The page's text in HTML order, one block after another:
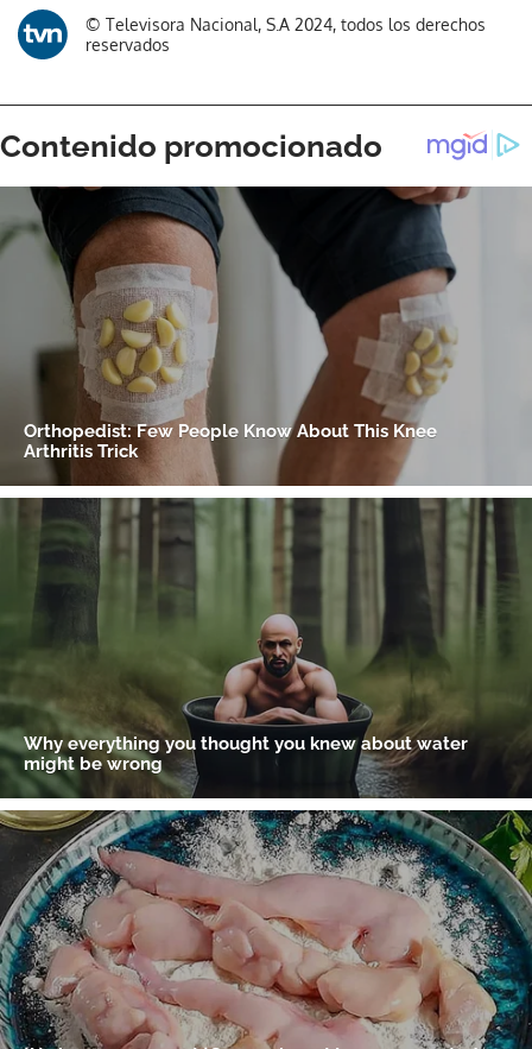
Gracias por suscribirte a nuestro boletín.
© Televisora Nacional, S.A 2024, todos los derechos
reservados